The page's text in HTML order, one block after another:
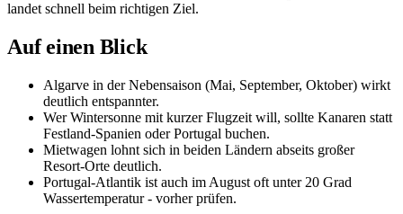
landet schnell beim richtigen Ziel.
Auf einen Blick
Algarve in der Nebensaison (Mai, September, Oktober) wirkt
deutlich entspannter.
Wer Wintersonne mit kurzer Flugzeit will, sollte Kanaren statt
Festland-Spanien oder Portugal buchen.
Mietwagen lohnt sich in beiden Ländern abseits großer
Resort-Orte deutlich.
Portugal-Atlantik ist auch im August oft unter 20 Grad
Wassertemperatur - vorher prüfen.